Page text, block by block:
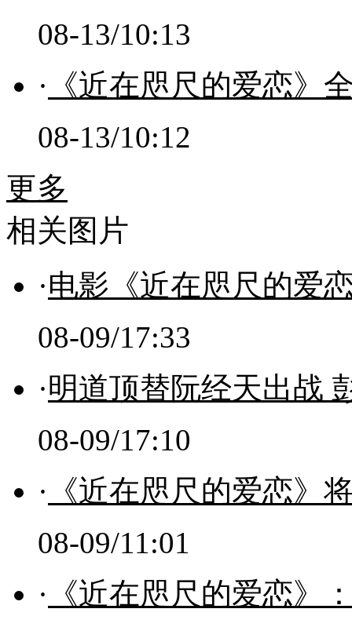
08-13/10:13
· 《近在咫尺的爱恋》
08-13/10:12
更多
相关图片
·电影《近在咫尺的爱
08-09/17:33
·明道顶替阮经天出战
08-09/17:10
· 《近在咫尺的爱恋》
08-09/11:01
· 《近在咫尺的爱恋》